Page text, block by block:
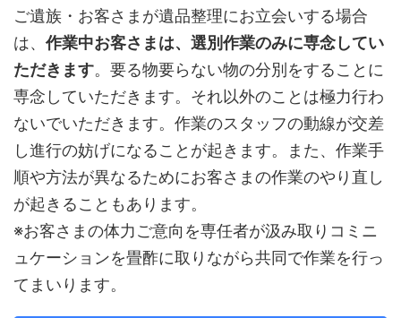
ご遺族・お客さまが遺品整理にお立会いする場合
は、 作業中お客さまは、選別作業のみに専念してい
ただきます。要る物要らない物の分別をすることに
専念していただきます。それ以外のことは極力行わ
ないでいただきます。作業のスタッフの動線が交差
し進行の妨げになることが起きます。また、作業手
順や方法が異なるためにお客さまの作業のやり直し
が起きることもあります。
※お客さまの体力ご意向を専任者が汲み取りコミニ
ュケーションを畳酢に取りながら共同で作業を行っ
てまいります。